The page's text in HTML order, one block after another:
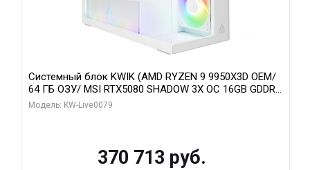
Системный блок KWIK (AMD RYZEN 9 9950X3D OEM/
64 ГБ ОЗУ/ MSI RTX5080 SHADOW 3X OC 16GB GDDR7
256bit 3xDP HDMI/ 960 ГБ SSD)
Модель: KW-Live0079
370 713 руб.